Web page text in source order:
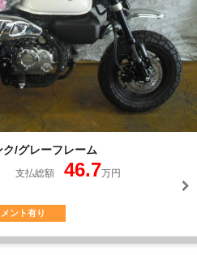
/グレーフレーム
支払総額 46.7万円
ント有り